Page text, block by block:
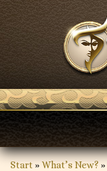
Start » What’s New? »